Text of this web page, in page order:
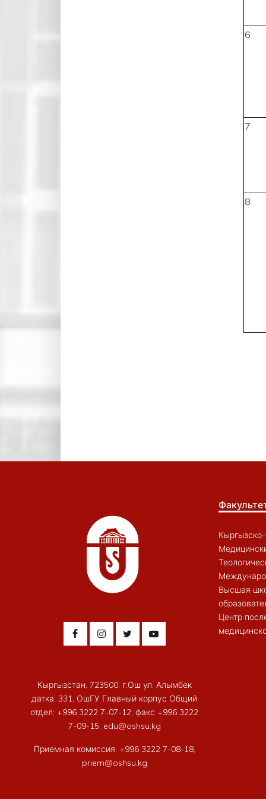
6
7
8
Кыргызстан, 723500, г.Ош ул. Алымбек
датка, 331, ОшГУ Главный корпус Общий
отдел: +996 3222 7-07-12, факс +996 3222
7-09-15, edu@oshsu.kg
Приемная комиссия: +996 3222 7-08-18,
priem@oshsu.kg
Высшая
Центр